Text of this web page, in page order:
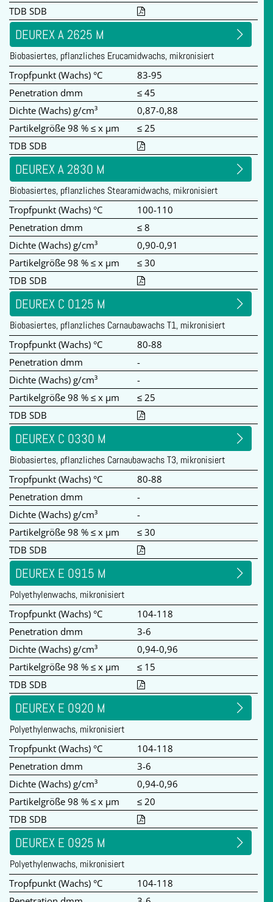
TDB SDB
DEUREX A 2625 M
Biobasiertes, pflanzliches Erucamidwachs, mikronisiert
Tropfpunkt (Wachs) °C
83-95
Penetration dmm
≤ 45
Dichte (Wachs) g/cm³
0,87-0,88
Partikelgröße 98 % ≤ x µm
≤ 25
TDB SDB
DEUREX A 2830 M
Biobasiertes, pflanzliches Stearamidwachs, mikronisiert
Tropfpunkt (Wachs) °C
100-110
Penetration dmm
≤ 8
Dichte (Wachs) g/cm³
0,90-0,91
Partikelgröße 98 % ≤ x µm
≤ 30
TDB SDB
DEUREX C 0125 M
Biobasiertes, pflanzliches Carnaubawachs T1, mikronisiert
Tropfpunkt (Wachs) °C
80-88
Penetration dmm
-
Dichte (Wachs) g/cm³
-
Partikelgröße 98 % ≤ x µm
≤ 25
TDB SDB
DEUREX C 0330 M
Biobasiertes, pflanzliches Carnaubawachs T3, mikronisiert
Tropfpunkt (Wachs) °C
80-88
Penetration dmm
-
Dichte (Wachs) g/cm³
-
Partikelgröße 98 % ≤ x µm
≤ 30
TDB SDB
DEUREX E 0915 M
Polyethylenwachs, mikronisiert
Tropfpunkt (Wachs) °C
104-118
Penetration dmm
3-6
Dichte (Wachs) g/cm³
0,94-0,96
Partikelgröße 98 % ≤ x µm
≤ 15
TDB SDB
DEUREX E 0920 M
Polyethylenwachs, mikronisiert
Tropfpunkt (Wachs) °C
104-118
Penetration dmm
3-6
Dichte (Wachs) g/cm³
0,94-0,96
Partikelgröße 98 % ≤ x µm
≤ 20
TDB SDB
DEUREX E 0925 M
Polyethylenwachs, mikronisiert
Tropfpunkt (Wachs) °C
104-118